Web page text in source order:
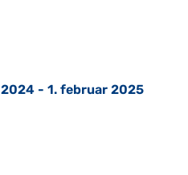
- 1. februar 2025